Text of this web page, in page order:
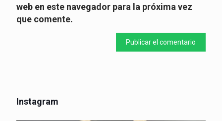
web en este navegador para la próxima vez
que comente.
Instagram